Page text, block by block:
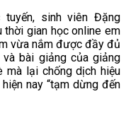
sinh viên Đặng
thời gian học online em
vừa nắm được đầy đủ
bài giảng của giảng
lại chống dịch hiệu
nay “tạm dừng đến